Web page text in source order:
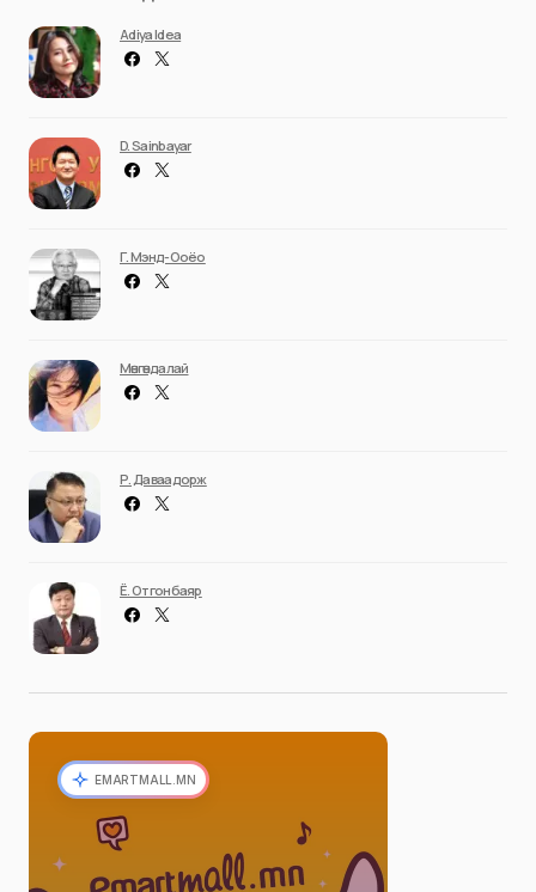
Adiya Idea
D. Sainbayar
Г. Мэнд-Ооёо
Мөнгөндалай
Р. Даваадорж
Ё. Отгонбаяр
EMARTMALL.MN